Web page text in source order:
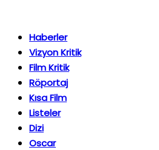
Haberler
Vizyon Kritik
Film Kritik
Röportaj
Kısa Film
Listeler
Dizi
Oscar